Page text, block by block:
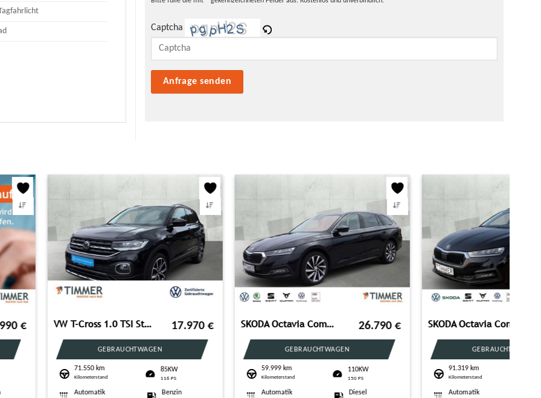
Bitte lasse dieses Feld leer.
Captcha
19.690€
GEBRAUCHTWAGEN
110KW
150 PS
Diesel
VW Tiguan 2.0 TDI DSG R-Line 4MOTION +AHK +KAMERA + 32.999€
GEBRAUCHTWAGEN
77.248 km
Kilometerstand
147KW
200 PS
Automatik Diesel
19.480€
GEBRAUCHTWAGEN
114.008 km
Kilometerstand
110KW
150 PS
Automatik Diesel